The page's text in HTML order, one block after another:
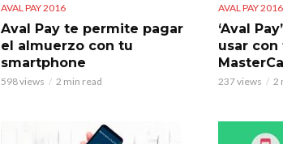
AVAL PAY 2016
Aval Pay te permite pagar
el almuerzo con tu
smartphone
598 views 2 min read
AVAL PAY 2016
‘Aval
usar
237 views 2